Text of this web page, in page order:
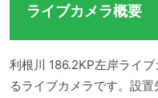
ライブカメラ概要
利根川 186.2KP左岸ライ
るライブカメラです。設